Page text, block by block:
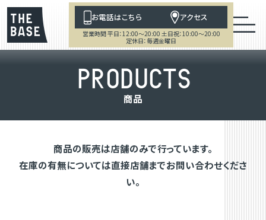
お電話はこちら アクセス
営業時間 平日：12:00～20:00 土日祝：10:00～20:00
定休日：毎週金曜日
PRODUCTS
商品
商品の販売は店舗のみで行っています。
在庫の有無については直接店舗までお問い合わせくださ
い。